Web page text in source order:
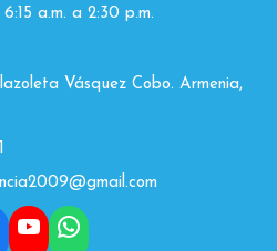
a.m. a 2:30 p.m.
Vásquez Cobo. Armenia,
Facebook
YouTubeWhatsApp